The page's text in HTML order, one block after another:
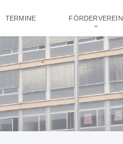
TERMINE FÖRDERVEREIN